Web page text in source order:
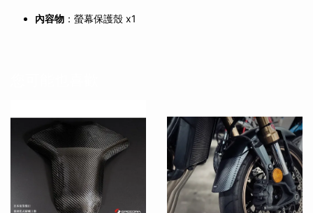
內容物 ：螢幕保護殼 x1